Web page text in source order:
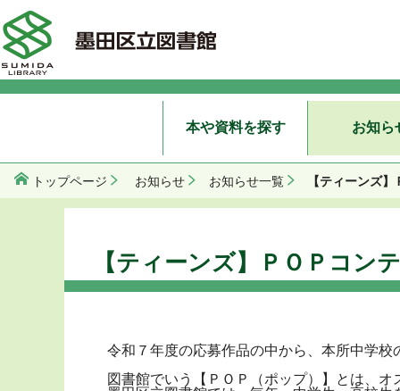
本や資料を探す お知ら
トップページ お知らせ お知らせ一覧 【ティーンズ
【ティーンズ】ＰＯＰコン
令和７年度の応募作品の中から、本所中学
図書館でいう【ＰＯＰ（ポップ）】とは、